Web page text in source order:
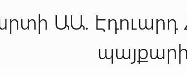
ԱԱ. Էդուարդ